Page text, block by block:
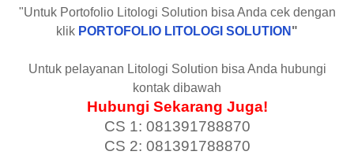
"Untuk Portofolio Litologi Solution bisa Anda cek dengan
klik PORTOFOLIO LITOLOGI SOLUTION "
Untuk pelayanan Litologi Solution bisa Anda hubungi
kontak dibawah
Hubungi Sekarang Juga!
CS 1: 081391788870
CS 2: 081391788870